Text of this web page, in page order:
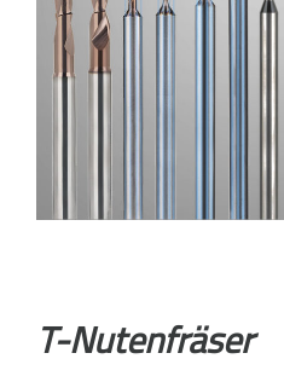
T-Nutenfräser